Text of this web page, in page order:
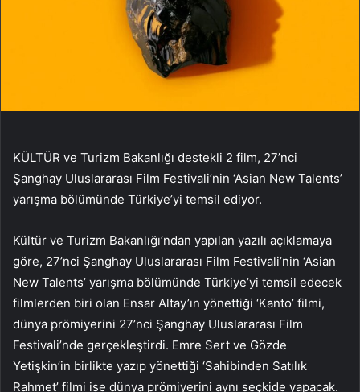
KÜLTÜR ve Turizm Bakanlığı destekli 2 film, 27’nci
Şanghay Uluslararası Film Festivali’nin ‘Asian New Talents’
yarışma bölümünde Türkiye’yi temsil ediyor.
Kültür ve Turizm Bakanlığı’ndan yapılan yazılı açıklamaya
göre, 27’nci Şanghay Uluslararası Film Festivali’nin ‘Asian
New Talents’ yarışma bölümünde Türkiye’yi temsil edecek
filmlerden biri olan Ensar Altay’ın yönettiği ‘Kanto’ filmi,
dünya prömiyerini 27’nci Şanghay Uluslararası Film
Festivali’nde gerçekleştirdi. Emre Sert ve Gözde
Yetişkin’in birlikte yazıp yönettiği ‘Sahibinden Satılık
Rahmet’ filmi ise dünya prömiyerini aynı seçkide yapacak.